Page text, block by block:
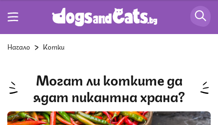
Начало Котки
Могат ли котките да
ядат пикантна храна?